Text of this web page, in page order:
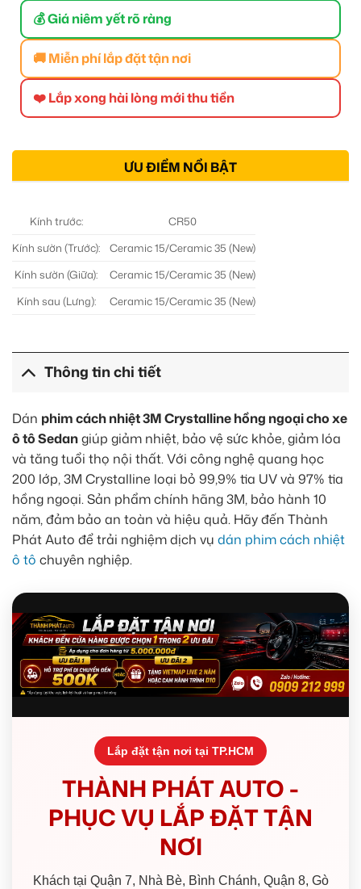
💰 Giá niêm yết rõ ràng
🚚 Miễn phí lắp đặt tận nơi
❤️ Lắp xong hài lòng mới thu tiền
ƯU ĐIỂM NỔI BẬT
Kính trước:
CR50
Kính sườn (Trước):
Ceramic 15/Ceramic 35 (New)
Kính sườn (Giữa):
Ceramic 15/Ceramic 35 (New)
Kính sau (Lưng):
Ceramic 15/Ceramic 35 (New)
Thông tin chi tiết
Dán phim cách nhiệt 3M Crystalline hồng ngoại cho xe
ô tô Sedangiúp giảm nhiệt, bảo vệ sức khỏe, giảm lóa
và tăng tuổi thọ nội thất. Với công nghệ quang học
200 lớp, 3M Crystalline loại bỏ 99,9% tia UV và 97% tia
hồng ngoại. Sản phẩm chính hãng 3M, bảo hành 10
năm, đảm bảo an toàn và hiệu quả. Hãy đến Thành
Phát Auto để trải nghiệm dịch vụ dán phim cách nhiệt
ô tô chuyên nghiệp.
Lắp đặt tận nơi tại TP.HCM
THÀNH PHÁT AUTO -
PHỤC VỤ LẮP ĐẶT TẬN
NƠI
Khách tại Quận 7, Nhà Bè, Bình Chánh, Quận 8, Gò